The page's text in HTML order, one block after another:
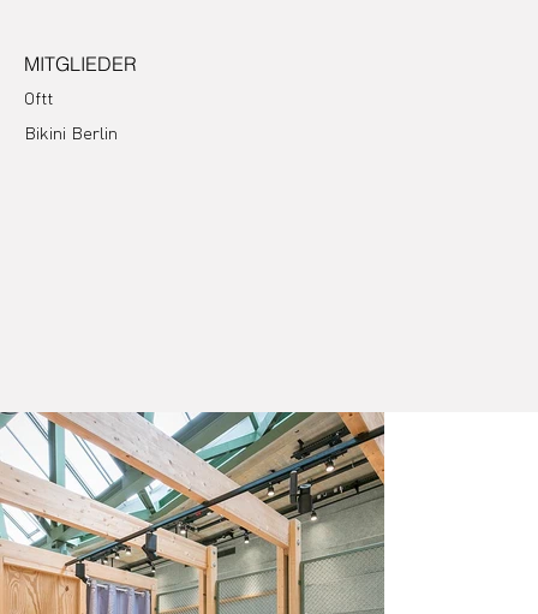
MITGLIEDER
Oftt
Bikini Berlin